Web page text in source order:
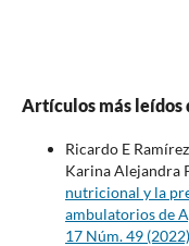
Artículos más leídos
Ricardo E
Karina Alejandra
nutricional y la
ambulatorios de
17 Núm. 49 (2022)